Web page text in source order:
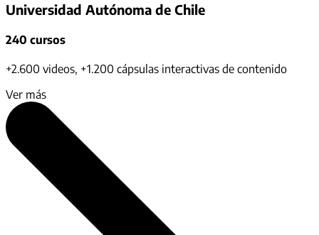
Universidad Autónoma de Chile
240 cursos
+2.600 videos, +1.200 cápsulas interactivas de contenido
Ver más